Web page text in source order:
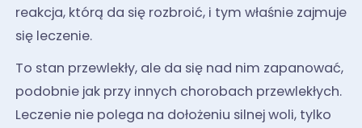
reakcja, którą da się rozbroić, i tym właśnie zajmuje
się leczenie.
To stan przewlekły, ale da się nad nim zapanować,
podobnie jak przy innych chorobach przewlekłych.
Leczenie nie polega na dołożeniu silnej woli, tylko